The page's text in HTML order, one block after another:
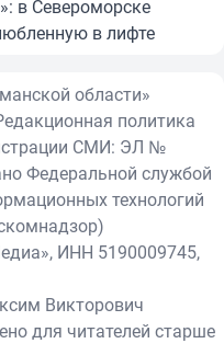
в Североморске
в лифте
области»
политика
СМИ: ЭЛ №
Федеральной службой
технологий
ИНН 5190009745,
Викторович
для читателей старше